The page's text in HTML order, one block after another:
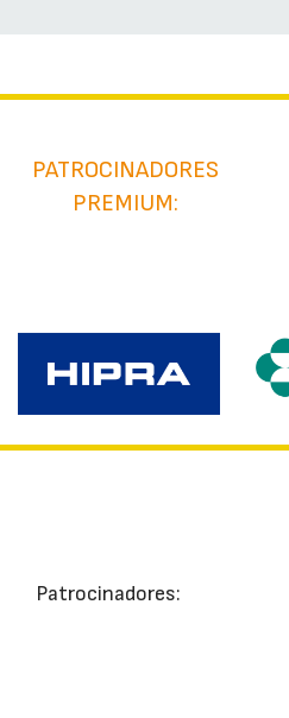
PATROCINADORES
PREMIUM:
Patrocinadores: